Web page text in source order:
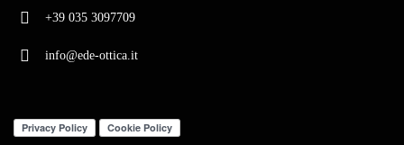
+39 035 3097709
info@ede-ottica.it